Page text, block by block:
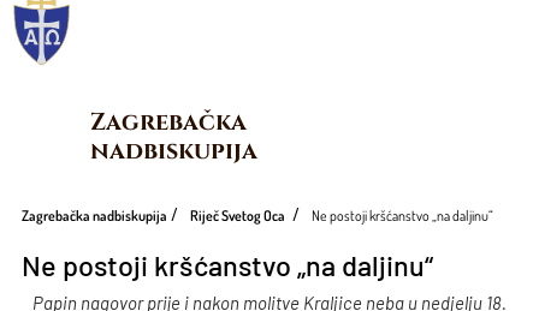
Zagrebačka
nadbiskupija
Zagrebačka nadbiskupija Riječ Svetog Oca Ne postoji kršćanstvo „na daljinu“
Ne postoji kršćanstvo „na daljinu“
Papin nagovor prije i nakon molitve Kraljice neba u nedjelju 18.